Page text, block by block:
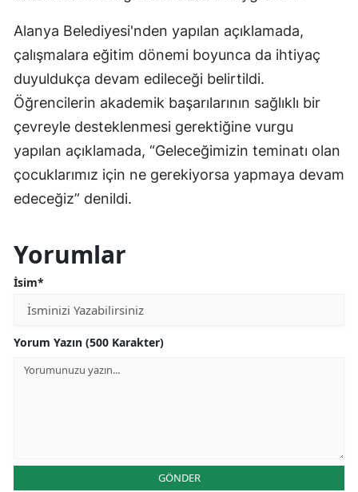
Alanya Belediyesi'nden yapılan açıklamada,
çalışmalara eğitim dönemi boyunca da ihtiyaç
duyuldukça devam edileceği belirtildi.
Öğrencilerin akademik başarılarının sağlıklı bir
çevreyle desteklenmesi gerektiğine vurgu
yapılan açıklamada, “Geleceğimizin teminatı olan
çocuklarımız için ne gerekiyorsa yapmaya devam
edeceğiz” denildi.
Yorumlar
İsim*
Yorum Yazın (500 Karakter)
GÖNDER